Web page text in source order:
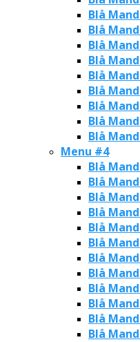
Blå
Blå
Blå
Blå
Blå
Blå
Blå
Blå
Blå
Menu #4
Blå
Blå
Blå
Blå
Blå
Blå
Blå
Blå
Blå
Blå
Blå
Blå